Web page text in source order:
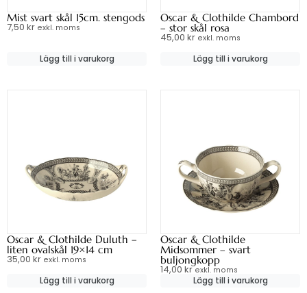
Mist svart skål 15cm. stengods
7,50 kr exkl. moms
Lägg till i varukorg
Oscar & Clothilde Chambord
– stor skål rosa
45,00 kr exkl. moms
Lägg till i varukorg
Oscar & Clothilde Duluth –
liten ovalskål 19×14 cm
35,00 kr exkl. moms
Lägg till i varukorg
Oscar & Clothilde
Midsommer – svart
buljongkopp
14,00 kr exkl. moms
Lägg till i varukorg